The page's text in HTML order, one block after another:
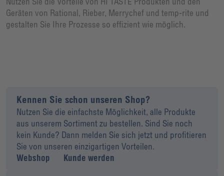
Geräten von Rational, Rieber, Merrychef und temp-rite und
gestalten Sie Ihre Prozesse so effizient wie möglich.
Kennen Sie schon unseren Shop?
Nutzen Sie die einfachste Möglichkeit, alle Produkte
aus unserem Sortiment zu bestellen. Sind Sie noch
kein Kunde? Dann melden Sie sich jetzt und profitieren
Sie von unseren einzigartigen Vorteilen.
Webshop
Kunde werden